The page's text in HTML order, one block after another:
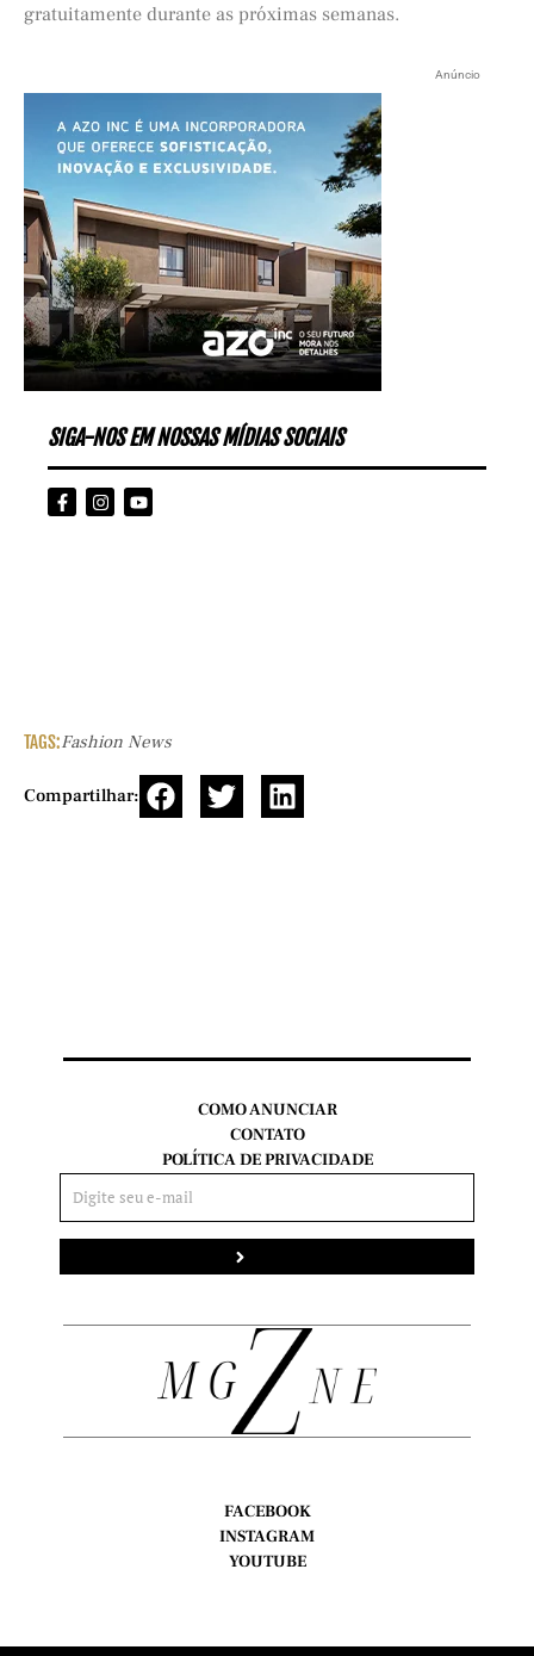
gratuitamente durante as próximas semanas.
Anúncio
SIGA-NOS EM NOSSAS MÍDIAS SOCIAIS
TAGS:Fashion News
Compartilhar:
FACEBOOK
INSTAGRAM
YOUTUBE
COMO ANUNCIAR
CONTATO
POLÍTICA DE PRIVACIDADE